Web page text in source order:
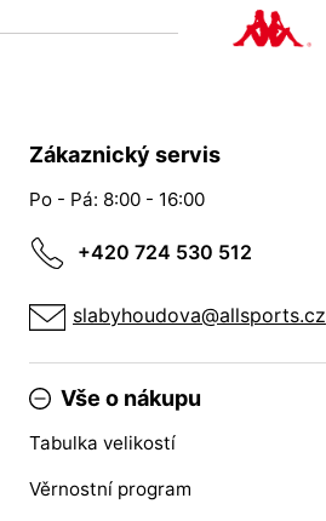
Zákaznický servis
Po - Pá: 8:00 - 16:00
+420 724 530 512
slabyhoudova@allsports.cz
Vše o nákupu
Tabulka velikostí
Věrnostní program